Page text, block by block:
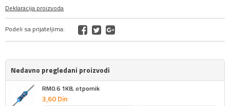
Deklaracija proizvoda
Podeli sa prijateljima:
Nedavno pregledani proizvodi
RM0.6 1K8, otpornik
3,60Din